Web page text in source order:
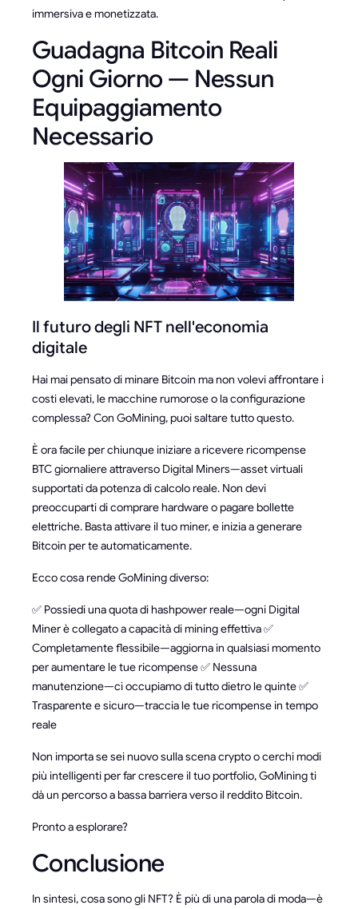
immersiva e monetizzata.
Guadagna Bitcoin Reali
Ogni Giorno — Nessun
Equipaggiamento
Necessario
Il futuro degli NFT nell'economia
digitale
Hai mai pensato di minare Bitcoin ma non volevi affrontare i
costi elevati, le macchine rumorose o la configurazione
complessa? Con GoMining, puoi saltare tutto questo.
È ora facile per chiunque iniziare a ricevere ricompense
BTC giornaliere attraverso Digital Miners—asset virtuali
supportati da potenza di calcolo reale. Non devi
preoccuparti di comprare hardware o pagare bollette
elettriche. Basta attivare il tuo miner, e inizia a generare
Bitcoin per te automaticamente.
Ecco cosa rende GoMining diverso:
✅ Possiedi una quota di hashpower reale—ogni Digital
Miner è collegato a capacità di mining effettiva ✅
Completamente flessibile—aggiorna in qualsiasi momento
per aumentare le tue ricompense ✅ Nessuna
manutenzione—ci occupiamo di tutto dietro le quinte ✅
Trasparente e sicuro—traccia le tue ricompense in tempo
reale
Non importa se sei nuovo sulla scena crypto o cerchi modi
più intelligenti per far crescere il tuo portfolio, GoMining ti
dà un percorso a bassa barriera verso il reddito Bitcoin.
Pronto a esplorare?
Conclusione
In sintesi, cosa sono gli NFT? È più di una parola di moda—è